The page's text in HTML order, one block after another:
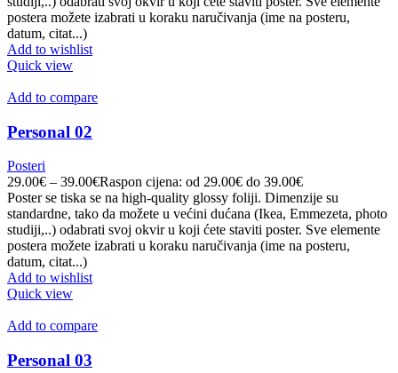
postera možete izabrati u koraku naručivanja (ime na posteru,
datum, citat...)
Add to wishlist
Quick view
Add to compare
Personal 02
Posteri
29.00€ – 39.00€Raspon cijena: od 29.00€ do 39.00€
Poster se tiska se na high-quality glossy foliji. Dimenzije su
standardne, tako da možete u većini dućana (Ikea, Emmezeta, photo
studiji,..) odabrati svoj okvir u koji ćete staviti poster. Sve elemente
postera možete izabrati u koraku naručivanja (ime na posteru,
datum, citat...)
Add to wishlist
Quick view
Add to compare
Personal 03